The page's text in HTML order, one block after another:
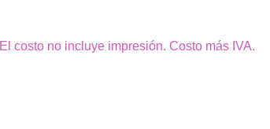
El costo no incluye impresión. Costo más IVA.